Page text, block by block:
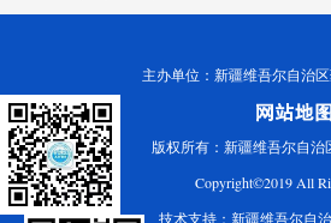
主办单位：新疆维吾尔自治
版权所有：新疆维吾尔自治
Copyright©2019 All
技术支持：新疆维吾尔自